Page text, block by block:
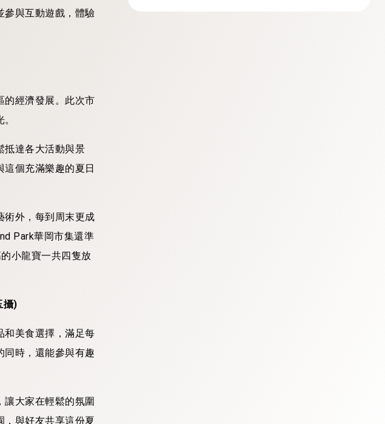
參與互動遊戲，體驗
的經濟發展。此次市
抵達各大活動與景
個充滿樂趣的夏日
術外，每到周末更成
Park華岡市集還準
小龍寶一共四隻放
攝)
和美食選擇，滿足每
同時，還能參與有趣
讓大家在輕鬆的氛圍
，與好友共享這份夏